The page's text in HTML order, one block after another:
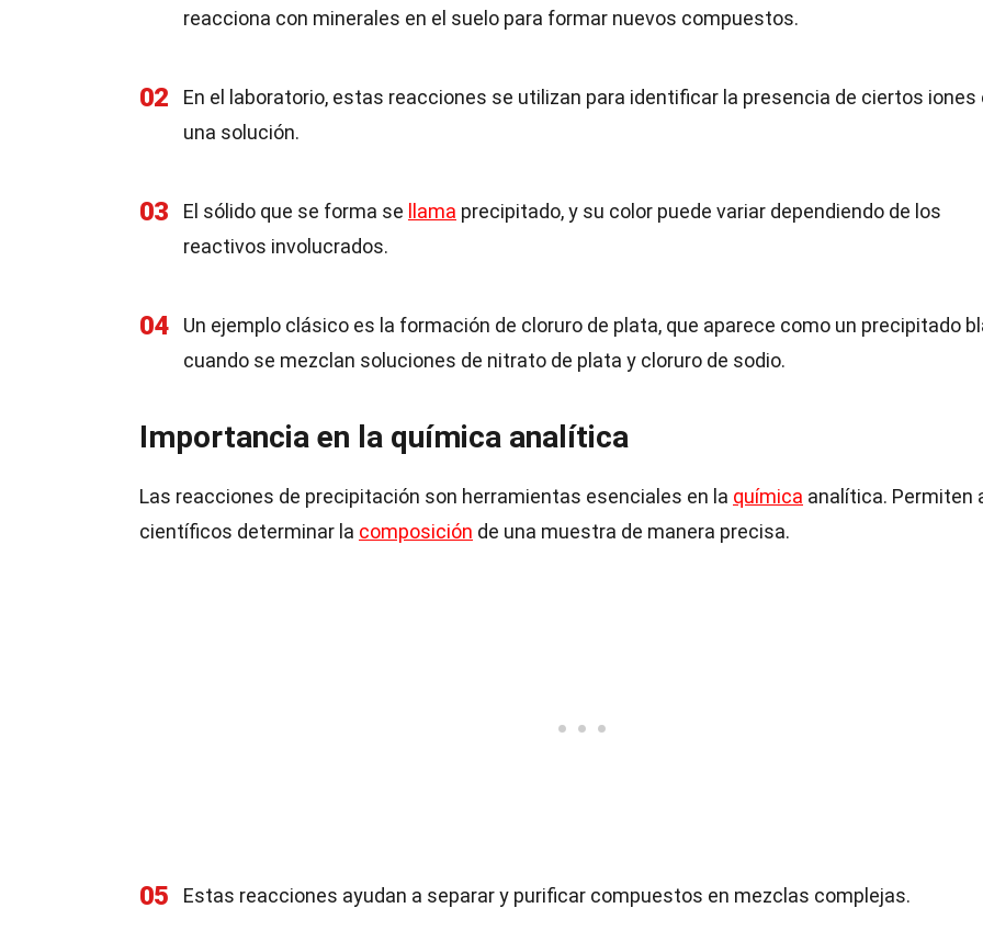
reacciona con minerales en el suelo para formar nuevos compuestos.
02
En el laboratorio, estas reacciones se utilizan para identificar la presencia de ciertos iones
una solución.
03 El sólido que se forma se llama precipitado, y su color puede variar dependiendo de los
reactivos involucrados.
04
Un ejemplo clásico es la formación de cloruro de plata, que aparece como un precipitado
cuando se mezclan soluciones de nitrato de plata y cloruro de sodio.
Importancia en la química analítica
Las reacciones de precipitación son herramientas esenciales en la química analítica. Permiten
científicos determinar la composición de una muestra de manera precisa.
05 Estas reacciones ayudan a separar y purificar compuestos en mezclas complejas.